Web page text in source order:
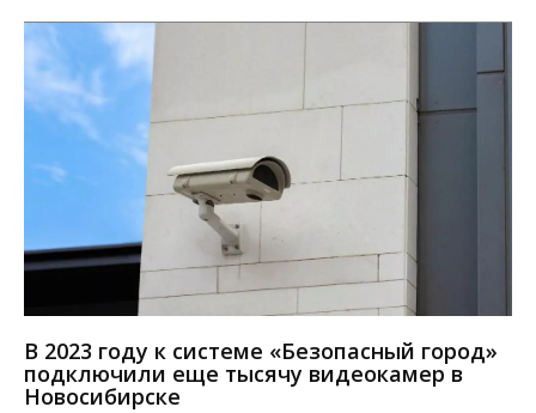
В 2023 году к системе «Безопасный город»
подключили еще тысячу видеокамер в
Новосибирске